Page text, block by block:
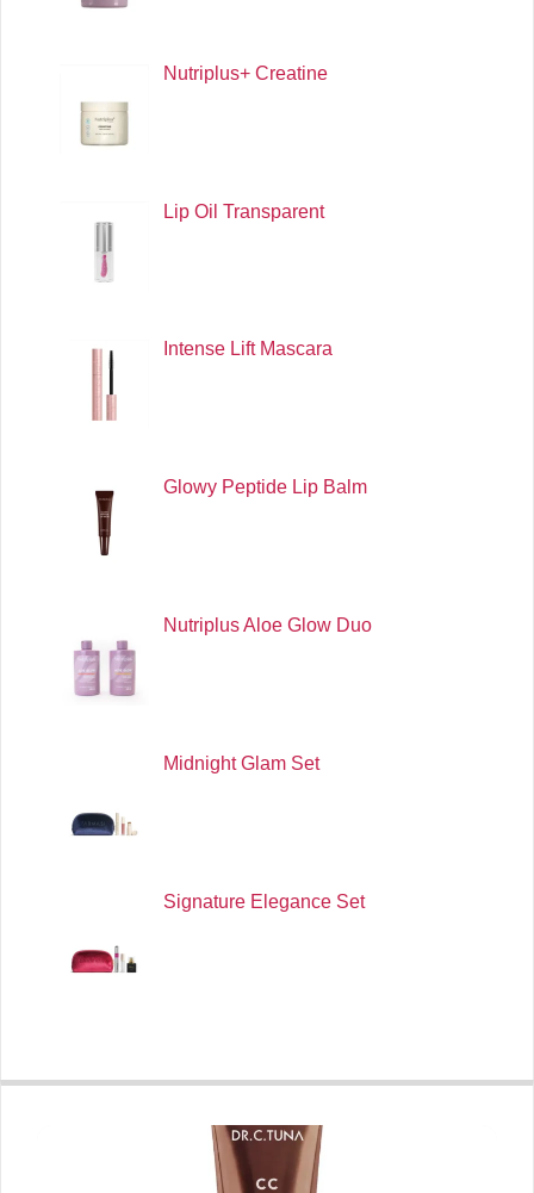
Nutriplus+ Creatine
Lip Oil Transparent
Intense Lift Mascara
Glowy Peptide Lip Balm
Nutriplus Aloe Glow Duo
Midnight Glam Set
Signature Elegance Set